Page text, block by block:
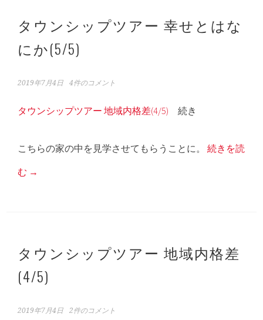
タウンシップツアー 幸せとはな
にか(5/5)
2019年7月4日 4件のコメント
タウンシップツアー 地域内格差(4/5) 続き
こちらの家の中を見学させてもらうことに。続きを読
む →
タウンシップツアー 地域内格差
(4/5)
2019年7月4日 2件のコメント